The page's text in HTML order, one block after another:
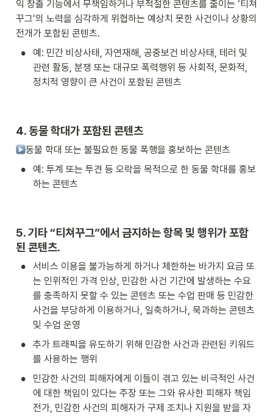
익 창출 기능에서 무책임하거나 부적절한 콘텐츠를 줄이는 ‘티쳐
꾸그’의 노력을 심각하게 위협하는 예상치 못한 사건이나 상황의
전개가 포함된 콘텐츠.
•
예: 민간 비상사태, 자연재해, 공중보건 비상사태, 테러 및
관련 활동, 분쟁 또는 대규모 폭력행위 등 사회적, 문화적,
정치적 영향이 큰 사건이 포함된 콘텐츠
4. 동물 학대가 포함된 콘텐츠
동물 학대 또는 불필요한 동물 폭행을 홍보하는 콘텐츠
•
예: 투계 또는 투견 등 오락을 목적으로 한 동물 학대를 홍보
하는 콘텐츠
5. 기타 “티쳐꾸그”에서 금지하는 항목 및 행위가 포함
된 콘텐츠.
•
서비스 이용을 불가능하게 하거나 제한하는 바가지 요금 또
는 인위적인 가격 인상, 민감한 사건 기간에 발생하는 수요
를 충족하지 못할 수 있는 콘텐츠 또는 수업 판매 등 민감한
사건을 부당하게 이용하거나, 일축하거나, 묵과하는 콘텐츠
및 수업 운영
•
추가 트래픽을 유도하기 위해 민감한 사건과 관련된 키워드
를 사용하는 행위
•
민감한 사건의 피해자에게 이들이 겪고 있는 비극적인 사건
에 대한 책임이 있다는 주장 또는 그와 유사한 피해자 책임
전가, 민감한 사건의 피해자가 구제 조치나 지원을 받을 자